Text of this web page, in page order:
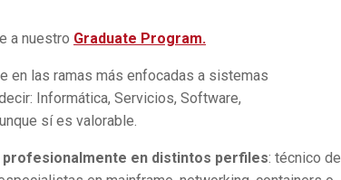
a nuestro Graduate Program.
en las ramas más enfocadas a sistemas
Informática, Servicios, Software,
sí es valorable.
en distintos perfiles: técnico de